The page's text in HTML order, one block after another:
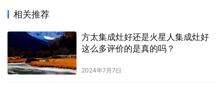
相关推荐
方太集成灶好还是火星人集成灶好
这么多评价的是真的吗？
2024年7月7日